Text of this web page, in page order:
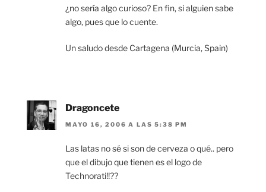
¿no sería algo curioso? En fin, si alguien sabe
algo, pues que lo cuente.
Un saludo desde Cartagena (Murcia, Spain)
Dragoncete
MAYO 16, 2006 A LAS 5:38 PM
Las latas no sé si son de cerveza o qué.. pero
que el dibujo que tienen es el logo de
Technorati!!??